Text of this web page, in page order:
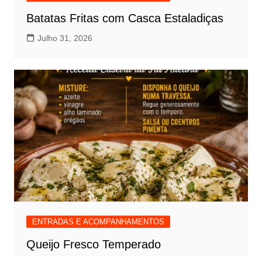
Batatas Fritas com Casca Estaladiças
Julho 31, 2026
ENTRADAS E ACOMPANHAMENTOS
Queijo Fresco Temperado